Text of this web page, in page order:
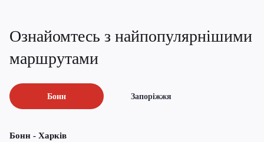
Ознайомтесь з найпопулярнішими
маршрутами
Бонн Запоріжжя
Бонн - Харків